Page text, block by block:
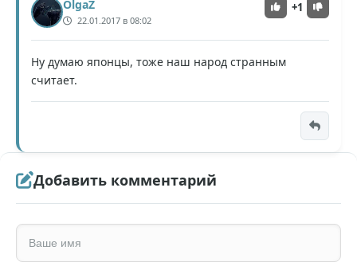
OlgaZ
22.01.2017 в 08:02
+1
Ну думаю японцы, тоже наш народ странным
считает.
Добавить комментарий